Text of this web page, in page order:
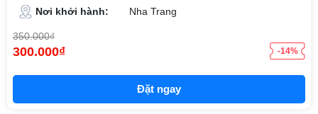
Nơi khởi hành:
Nha Trang
350.000₫
300.000₫ -14%
Đặt ngay